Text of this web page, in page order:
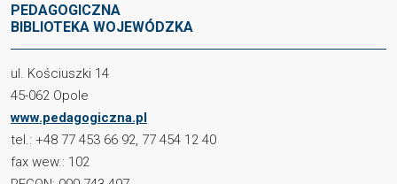
PEDAGOGICZNA
BIBLIOTEKA WOJEWÓDZKA
ul. Kościuszki 14
45-062 Opole
www.pedagogiczna.pl
tel.: +48 77 453 66 92, 77 454 12 40
fax wew.: 102